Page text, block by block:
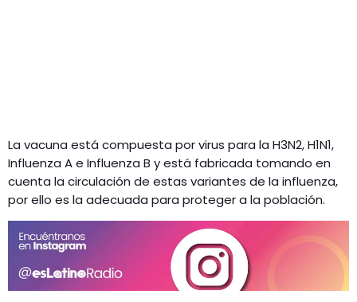
La vacuna está compuesta por virus para la H3N2, H1N1,
Influenza A e Influenza B y está fabricada tomando en
cuenta la circulación de estas variantes de la influenza,
por ello es la adecuada para proteger a la población.